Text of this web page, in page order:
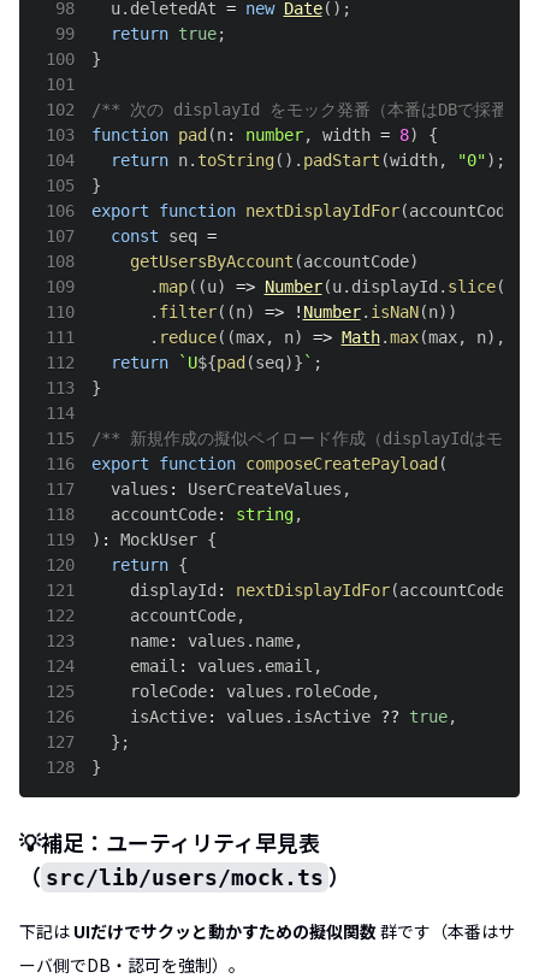
98
  u
. deletedAt = new Date( ) ;
99
return true;
100
}
101
102
/** 次の displayId をモック発番（本番はDBで採番）
103
function pad (n: number, width = 8)
{
104
return n. toString( ) . padStart (width, "0") ;
105
}
106
export function nextDisplayIdFor(accountCode
107
const seq =
108
getUsersByAccount (accountCode)
109
.map( (u) => Number(u. displayId . slice(
110
. filter( (n) => ! Number. isNaN(n) )
111
. reduce( (max, n) => Math.max(max, n) ,
112
return ` U${pad (seq)} ` ;
113
}
114
115
/** 新規作成の擬似ペイロード作成（displayIdはモッ
116
export function composeCreatePayload (
117
  values
: UserCreateValues ,
118
  accountCode
: string,
119
) : MockUser {
120
return {
121
    displayId
: nextDisplayIdFor(accountCode
122
    accountCode
,
123
    name
: values . name,
124
    email
: values . email ,
125
    roleCode
: values . roleCode,
126
    isActive
: values . isActive ?? true,
127
} ;
128
}
💡補足：ユーティリティ早見表
（ src/lib/users/mock.ts ）
下記は UIだけでサクッと動かすための擬似関数群です（本番はサ
ーバ側でDB・認可を強制）。